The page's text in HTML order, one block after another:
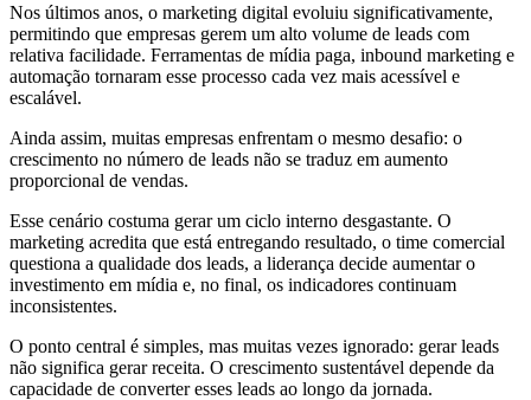
Nos últimos anos, o marketing digital evoluiu significativamente,
permitindo que empresas gerem um alto volume de leads com
relativa facilidade. Ferramentas de mídia paga, inbound marketing e
automação tornaram esse processo cada vez mais acessível e
escalável.
Ainda assim, muitas empresas enfrentam o mesmo desafio: o
crescimento no número de leads não se traduz em aumento
proporcional de vendas.
Esse cenário costuma gerar um ciclo interno desgastante. O
marketing acredita que está entregando resultado, o time comercial
questiona a qualidade dos leads, a liderança decide aumentar o
investimento em mídia e, no final, os indicadores continuam
inconsistentes.
O ponto central é simples, mas muitas vezes ignorado: gerar leads
não significa gerar receita. O crescimento sustentável depende da
capacidade de converter esses leads ao longo da jornada.